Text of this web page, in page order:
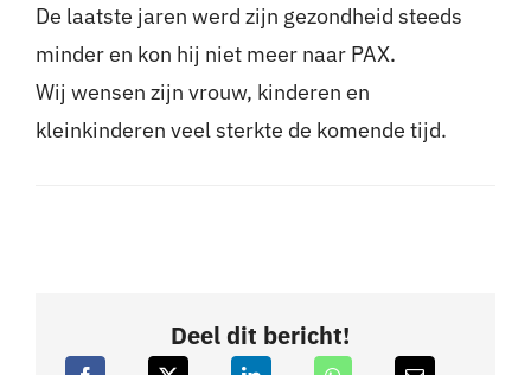
De laatste jaren werd zijn gezondheid steeds
minder en kon hij niet meer naar PAX.
Wij wensen zijn vrouw, kinderen en
kleinkinderen veel sterkte de komende tijd.
Deel dit bericht!